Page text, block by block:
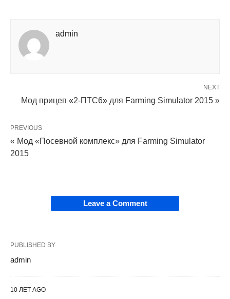
admin
NEXT
Мод прицеп «2-ПТС6» для Farming Simulator 2015 »
PREVIOUS
« Мод «Посевной комплекс» для Farming Simulator
2015
Leave a Comment
PUBLISHED BY
admin
10 ЛЕТ AGO